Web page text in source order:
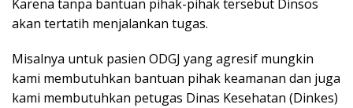
Karena tanpa bantuan pihak-pihak tersebut Dinsos
akan tertatih menjalankan tugas.
Misalnya untuk pasien ODGJ yang agresif mungkin
kami membutuhkan bantuan pihak keamanan dan juga
kami membutuhkan petugas Dinas Kesehatan (Dinkes)